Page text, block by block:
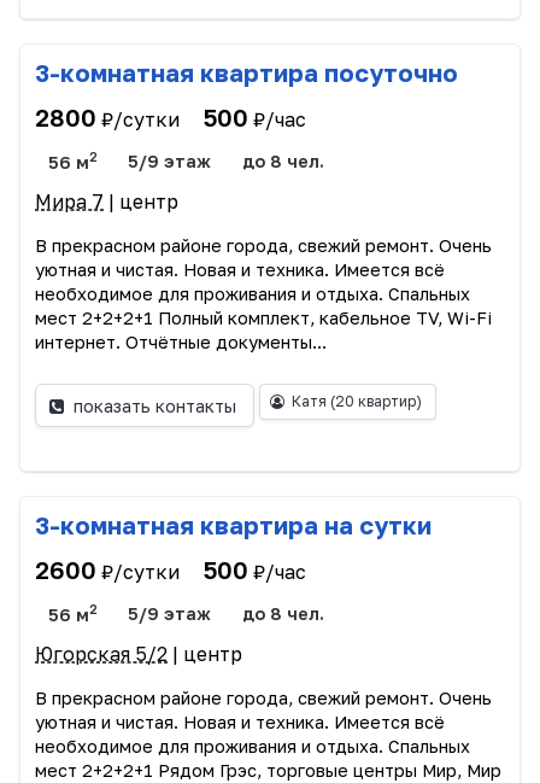
3-комнатная квартира посуточно
2800 ₽/сутки 500 ₽/час
56 м2 5/9 этаж до 8 чел.
Мира 7 | центр
В прекрасном районе города, свежий ремонт. Очень
уютная и чистая. Новая и техника. Имеется всё
необходимое для проживания и отдыха. Спальных
мест 2+2+2+1 Полный комплект, кабельное TV, Wi-Fi
интернет. Отчётные документы...
показать контакты Катя (20 квартир)
3-комнатная квартира на сутки
2600 ₽/сутки 500 ₽/час
56 м2 5/9 этаж до 8 чел.
Югорская 5/2 | центр
В прекрасном районе города, свежий ремонт. Очень
уютная и чистая. Новая и техника. Имеется всё
необходимое для проживания и отдыха. Спальных
мест 2+2+2+1 Рядом Грэс, торговые центры Мир, Мир